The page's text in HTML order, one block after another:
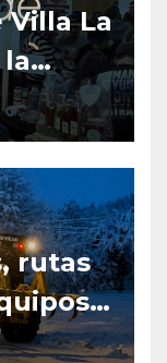
Villa La
la
rutas